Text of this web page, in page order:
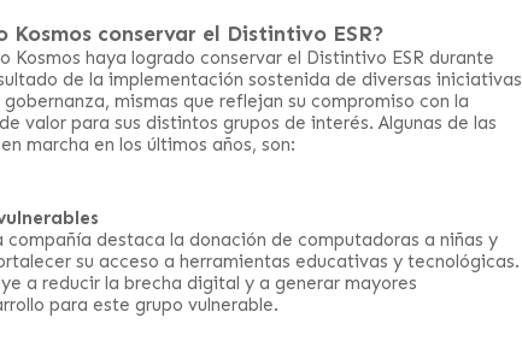
conservar el Distintivo ESR?
Kosmos haya logrado conservar el Distintivo ESR durante
de la implementación sostenida de diversas iniciativas
mismas que reflejan su compromiso con la
valor para sus distintos grupos de interés. Algunas de las
marcha en los últimos años, son:
compañía destaca la donación de computadoras a niñas y
su acceso a herramientas educativas y tecnológicas.
a reducir la brecha digital y a generar mayores
para este grupo vulnerable.